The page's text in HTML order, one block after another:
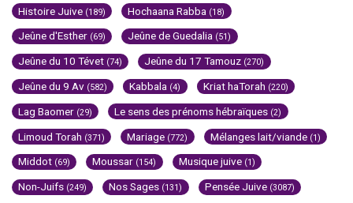
Histoire Juive (189) Hochaana Rabba (18)
Jeûne d'Esther (69) Jeûne de Guedalia (51)
Jeûne du 10 Tévet (74) Jeûne du 17 Tamouz (270)
Jeûne du 9 Av (582) Kabbala (4) Kriat haTorah (220)
Lag Baomer (29) Le sens des prénoms hébraïques (2)
Limoud Torah (371) Mariage (772) Mélanges lait/viande (1)
Middot (69) Moussar (154) Musique juive (1)
Non-Juifs (249) Nos Sages (131) Pensée Juive (3087)